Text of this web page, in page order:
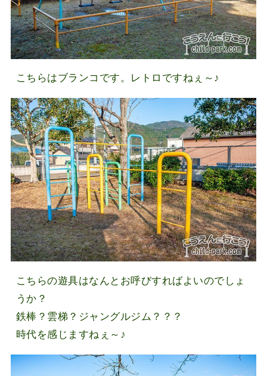
こちらはブランコです。レトロですねぇ～♪
こちらの遊具はなんとお呼びすればよいのでしょ
うか？
鉄棒？雲梯？ジャングルジム？？？
時代を感じますねぇ～♪